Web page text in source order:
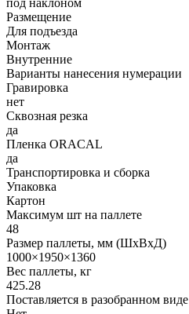
Размещение
Для подъезда
Монтаж
Внутренние
Варианты нанесения нумерации
Гравировка
нет
Сквозная резка
да
Пленка ORACAL
да
Транспортировка и сборка
Упаковка
Картон
Максимум шт на паллете
48
Размер паллеты, мм (ШхВхД)
1000×1950×1360
Вес паллеты, кг
425.28
Поставляется в разобранном виде